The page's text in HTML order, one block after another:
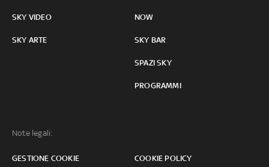
SKY VIDEO
SKY ARTE
NOW
SKY BAR
SPAZI SKY
PROGRAMMI
Note legali:
GESTIONE COOKIE COOKIE POLICY